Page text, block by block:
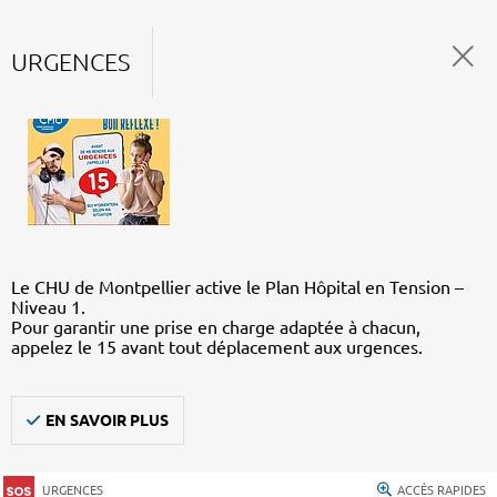
URGENCES
Le CHU de Montpellier active le Plan Hôpital en Tension –
Niveau 1.
Pour garantir une prise en charge adaptée à chacun,
appelez le 15 avant tout déplacement aux urgences.
EN SAVOIR PLUS
URGENCES ACCÈS RAPIDES